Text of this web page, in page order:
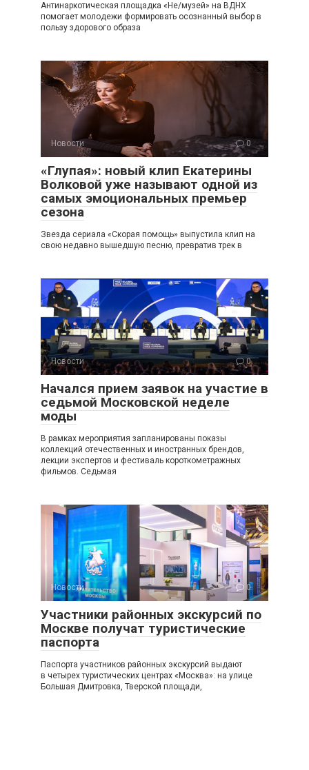
Антинаркотическая площадка «Не/музей» на ВДНХ
помогает молодежи формировать осознанный выбор в
пользу здорового образа
Новости 0
«Глупая»: новый клип Екатерины
Волковой уже называют одной из
самых эмоциональных премьер
сезона
Звезда сериала «Скорая помощь» выпустила клип на
свою недавно вышедшую песню, превратив трек в
Новости 0
Начался прием заявок на участие в
седьмой Московской неделе
моды
В рамках мероприятия запланированы показы
коллекций отечественных и иностранных брендов,
лекции экспертов и фестиваль короткометражных
фильмов. Седьмая
Новости 0
Участники районных экскурсий по
Москве получат туристические
паспорта
Паспорта участников районных экскурсий выдают
в четырех туристических центрах «Москва»: на улице
Большая Дмитровка, Тверской площади,